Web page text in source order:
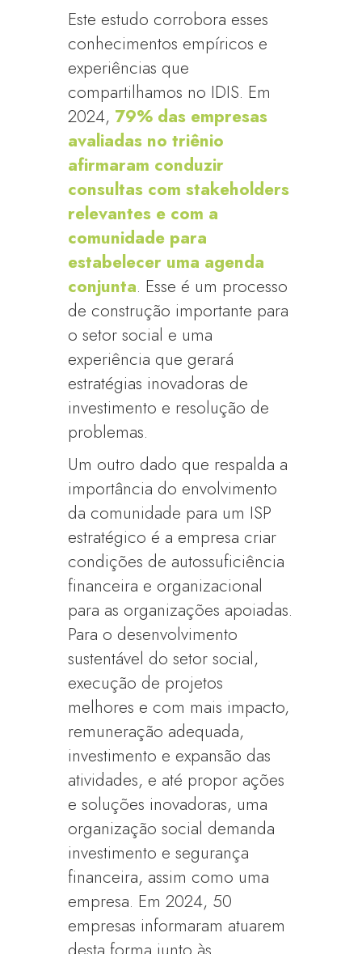
Este estudo corrobora esses
conhecimentos empíricos e
experiências que
compartilhamos no IDIS. Em
2024, 79% das empresas
avaliadas no triênio
afirmaram conduzir
consultas com stakeholders
relevantes e com a
comunidade para
estabelecer uma agenda
conjunta. Esse é um processo
de construção importante para
o setor social e uma
experiência que gerará
estratégias inovadoras de
investimento e resolução de
problemas.
Um outro dado que respalda a
importância do envolvimento
da comunidade para um ISP
estratégico é a empresa criar
condições de autossuficiência
financeira e organizacional
para as organizações apoiadas.
Para o desenvolvimento
sustentável do setor social,
execução de projetos
melhores e com mais impacto,
remuneração adequada,
investimento e expansão das
atividades, e até propor ações
e soluções inovadoras, uma
organização social demanda
investimento e segurança
financeira, assim como uma
empresa. Em 2024, 50
empresas informaram atuarem